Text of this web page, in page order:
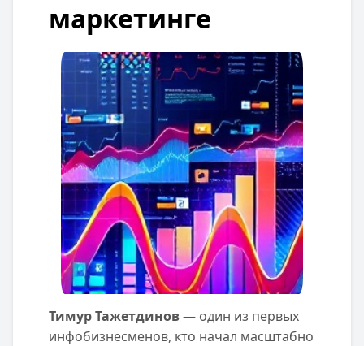
маркетинге
Тимур Тажетдинов— один из первых
инфобизнесменов, кто начал масштабно